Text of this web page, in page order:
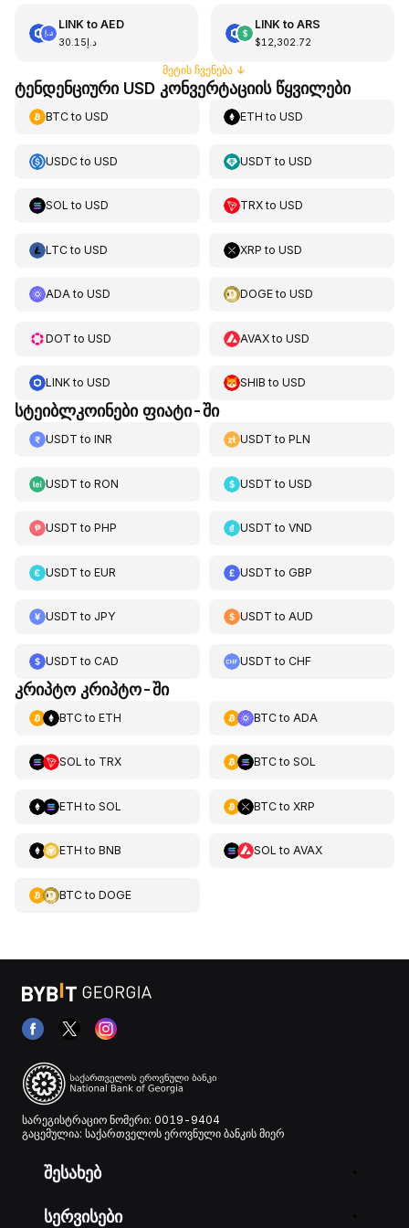
LINKto AED
د.إ30.15
LINKto ARS
$12,302.72
მეტის ჩვენება ↓
ტენდენციური USD კონვერტაციის წყვილები
BTCto USD ETH toUSD
USDCto USD USDT toUSD
SOL to USD TRXtoUSD
LTCto USD XRP toUSD
ADAto USD DOGEtoUSD
DOT to USD AVAXtoUSD
LINKto USD SHIB toUSD
სტეიბლკოინები ფიატი-ში
USDT to INR USDT toPLN
USDT to RON USDT toUSD
USDT to PHP USDT toVND
USDT to EUR USDT toGBP
USDT to JPY USDT toAUD
USDT to CAD USDT toCHF
კრიპტო კრიპტო-ში
BTCto ETH BTCto ADA
SOL to TRX BTCto SOL
ETH to SOL BTCto XRP
ETH to BNB SOL to AVAX
BTCto DOGE
სარეგისტრაციო ნომერი: 0019-9404
გაცემულია: საქართველოს ეროვნული ბანკის მიერ
შესახებ
სერვისები